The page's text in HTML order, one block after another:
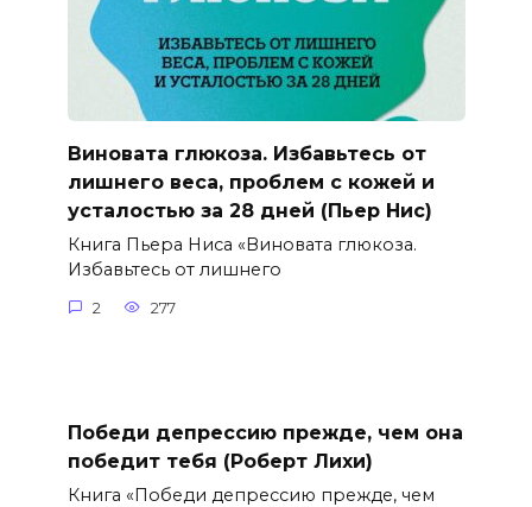
Виновата глюкоза. Избавьтесь от
лишнего веса, проблем с кожей и
усталостью за 28 дней (Пьер Нис)
Книга Пьера Ниса «Виновата глюкоза.
Избавьтесь от лишнего
2 277
Победи депрессию прежде, чем она
победит тебя (Роберт Лихи)
Книга «Победи депрессию прежде, чем